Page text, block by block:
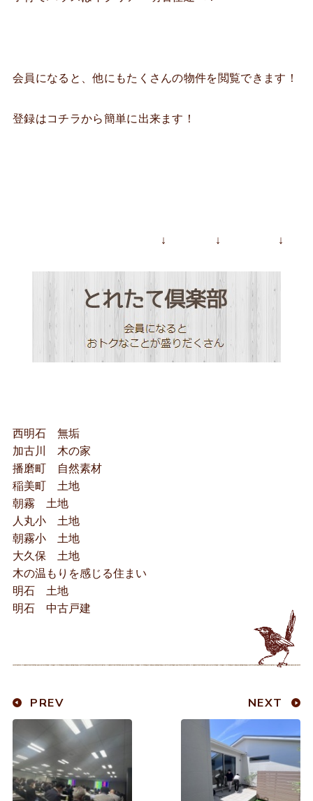
会員になると、他にもたくさんの物件を閲覧できます！
登録はコチラから簡単に出来ます！
↓ ↓ ↓
西明石 無垢
加古川 木の家
播磨町 自然素材
稲美町 土地
朝霧 土地
人丸小 土地
朝霧小 土地
大久保 土地
木の温もりを感じる住まい
明石 土地
明石 中古戸建
PREV NEXT